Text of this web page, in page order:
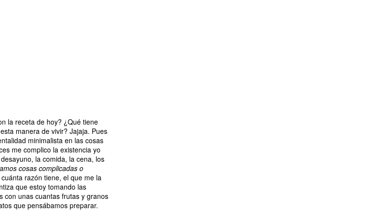
la receta de hoy? ¿Qué tiene
manera de vivir? Jajaja. Pues
minimalista en las cosas
me complico la existencia yo
la comida, la cena, los
cosas complicadas o
cuánta razón tiene, el que me la
que estoy tomando las
con unas cuantas frutas y granos
que pensábamos preparar.